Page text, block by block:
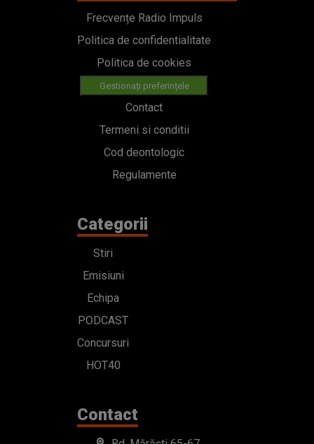
Frecvențe Radio Impuls
Politica de confidentialitate
Politica de cookies
Gestionați preferințele
Contact
Termeni si conditii
Cod deontologic
Regulamente
Categorii
Stiri
Emisiuni
Echipa
PODCAST
Concursuri
HOT40
Contact